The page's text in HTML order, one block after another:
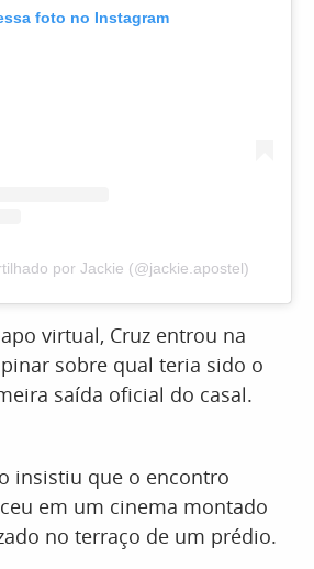
foto no Instagram
por Jackie (@jackie.apostel)
virtual, Cruz entrou na
sobre qual teria sido o
saída oficial do casal.
insistiu que o encontro
em um cinema montado
no terraço de um prédio.